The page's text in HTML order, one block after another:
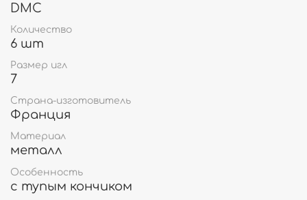
DMC
Количество
6 шт
Размер игл
7
Страна-изготовитель
Франция
Материал
металл
Особенность
с тупым кончиком